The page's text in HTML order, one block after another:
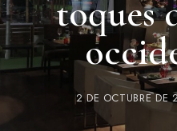
toques
2 DE OCTUBRE